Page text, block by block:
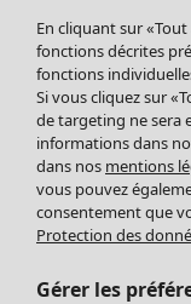
Leggings et collants
Accessoires
Chaussures
Vêtements de bain
Basics
Soldes Mobilier
Bonnes affaires déco
Décoration
Textiles
Tapis
Éponge
En cliquant sur
fonctions décrites
fonctions
Si vous cliquez sur
de targeting ne sera
informations dans
dans nos mentions
vous pouvez
consentement que
Protection des
Gérer les